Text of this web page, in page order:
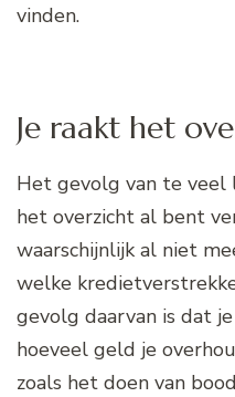
vinden.
Je raakt het
Het gevolg van te veel
het overzicht al bent
waarschijnlijk al niet
welke
gevolg daarvan is dat
hoeveel geld je
zoals het doen van